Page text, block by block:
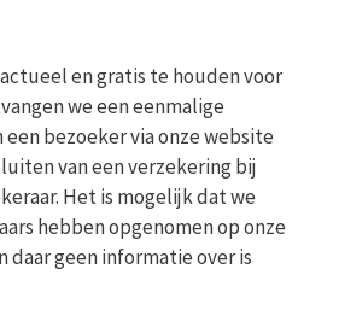
en gratis te houden voor
we een eenmalige
bezoeker via onze website
van een verzekering bij
Het is mogelijk dat we
hebben opgenomen op onze
daar geen informatie over is